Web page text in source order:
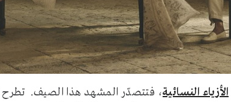
الأزياء النسائية، فتتصدّر المشهد هذا الصيف. تطرح